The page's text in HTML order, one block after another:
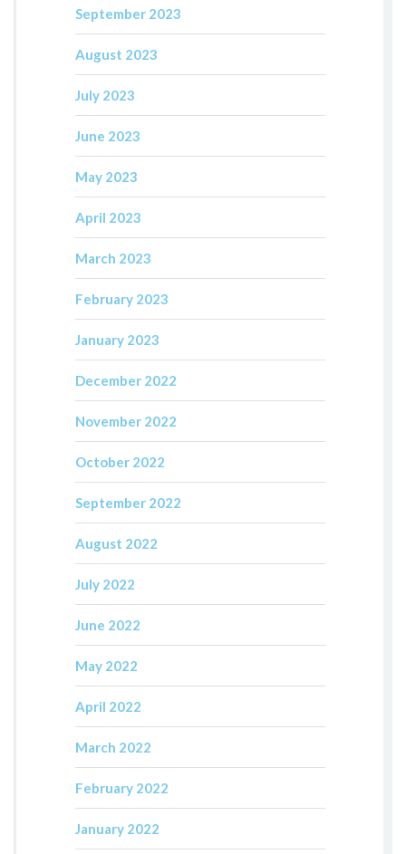
September 2023
August 2023
July 2023
June 2023
May 2023
April 2023
March 2023
February 2023
January 2023
December 2022
November 2022
October 2022
September 2022
August 2022
July 2022
June 2022
May 2022
April 2022
March 2022
February 2022
January 2022